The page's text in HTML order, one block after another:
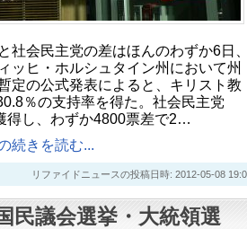
社会民主党の差はほんのわずか6日
ッヒ・ホルシュタイン州において州
定の公式発表によると、キリスト教
％の支持率を得た。社会民主党
得し、わずか4800票差で2…
続きを読む...
リファイドニュースの投稿日時: 2012-05-08
民議会選挙・大統領選